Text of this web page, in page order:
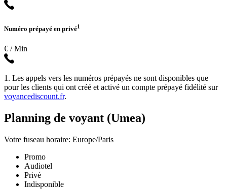
Numéro prépayé en privé1
€ / Min
1. Les appels vers les numéros prépayés ne sont disponibles que
pour les clients qui ont créé et activé un compte prépayé fidélité sur
voyancediscount.fr.
Planning de voyant (Umea)
Votre fuseau horaire: Europe/Paris
Promo
Audiotel
Privé
Indisponible